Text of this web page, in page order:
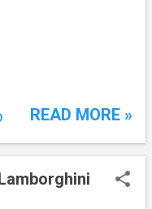
READ MORE »